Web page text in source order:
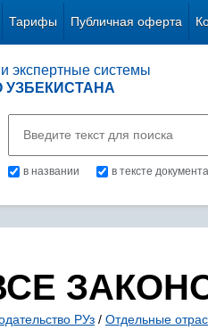
Тарифы Публичная оферта
экспертные системы
УЗБЕКИСТАНА
в названии в тексте документа
РУз / Отдельные